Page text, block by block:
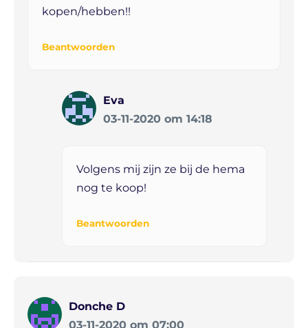
kopen/hebben!!
Beantwoorden
Eva
03-11-2020 om 14:18
Volgens mij zijn ze bij de hema
nog te koop!
Beantwoorden
Donche D
03-11-2020 om 07:00